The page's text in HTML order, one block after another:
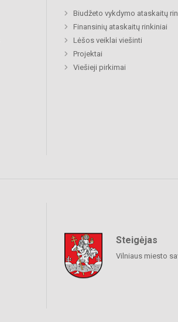
Biudžeto vykdymo ataskaitų
Finansinių ataskaitų rinkiniai
Lėšos veiklai viešinti
Projektai
Viešieji pirkimai
Steigėjas
Vilniaus miesto